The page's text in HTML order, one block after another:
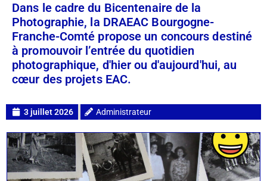
Dans le cadre du Bicentenaire de la
Photographie, la DRAEAC Bourgogne-
Franche-Comté propose un concours destiné
à promouvoir l’entrée du quotidien
photographique, d'hier ou d'aujourd'hui, au
cœur des projets EAC.
3 juillet 2026 Administrateur